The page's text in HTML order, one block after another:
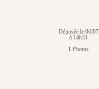
Déposée le 06/07
à 14h31
1 Photos